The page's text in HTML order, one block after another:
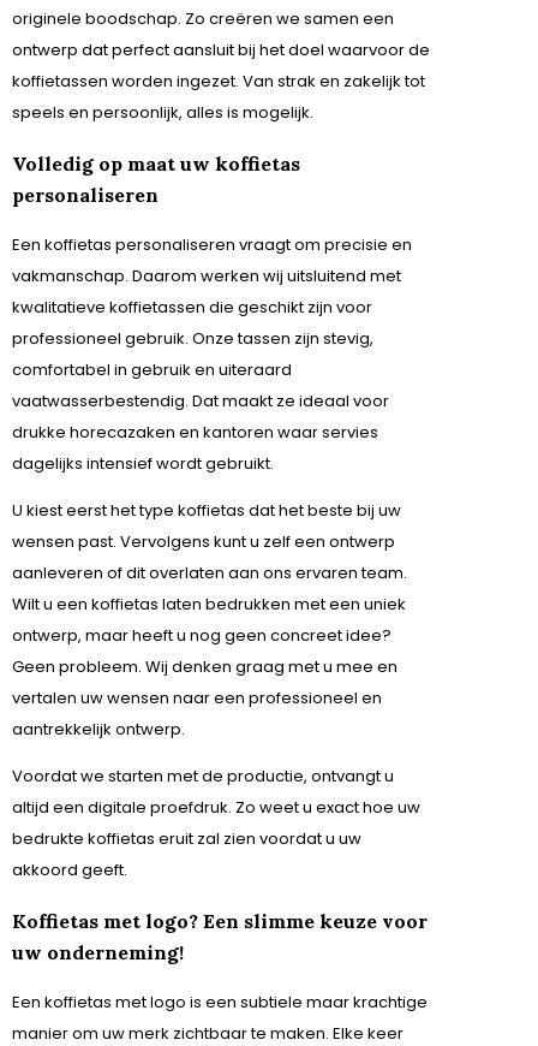
originele boodschap. Zo creëren we samen een
ontwerp dat perfect aansluit bij het doel waarvoor de
koffietassen worden ingezet. Van strak en zakelijk tot
speels en persoonlijk, alles is mogelijk.
Volledig op maat uw koffietas
personaliseren
Een koffietas personaliseren vraagt om precisie en
vakmanschap. Daarom werken wij uitsluitend met
kwalitatieve koffietassen die geschikt zijn voor
professioneel gebruik. Onze tassen zijn stevig,
comfortabel in gebruik en uiteraard
vaatwasserbestendig. Dat maakt ze ideaal voor
drukke horecazaken en kantoren waar servies
dagelijks intensief wordt gebruikt.
U kiest eerst het type koffietas dat het beste bij uw
wensen past. Vervolgens kunt u zelf een ontwerp
aanleveren of dit overlaten aan ons ervaren team.
Wilt u een koffietas laten bedrukken met een uniek
ontwerp, maar heeft u nog geen concreet idee?
Geen probleem. Wij denken graag met u mee en
vertalen uw wensen naar een professioneel en
aantrekkelijk ontwerp.
Voordat we starten met de productie, ontvangt u
altijd een digitale proefdruk. Zo weet u exact hoe uw
bedrukte koffietas eruit zal zien voordat u uw
akkoord geeft.
Koffietas met logo? Een slimme keuze voor
uw onderneming!
Een koffietas met logo is een subtiele maar krachtige
manier om uw merk zichtbaar te maken. Elke keer